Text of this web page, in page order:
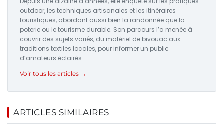
outdoor, les techniques artisanales et les itinéraires
touristiques, abordant aussi bien la randonnée que la
poterie ou le tourisme durable. Son parcours l’a menée à
couvrir des sujets variés, du matériel de bivouac aux
traditions textiles locales, pour informer un public
d’amateurs éclairés.
Voir tous les articles →
ARTICLES SIMILAIRES